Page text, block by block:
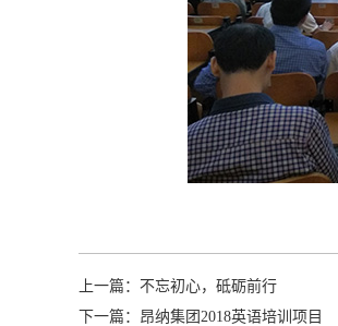
上一篇： 不忘初心，砥砺前行
下一篇： 昂纳集团2018英语培训项目